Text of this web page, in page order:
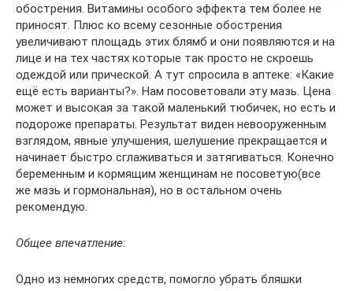
обострения. Витамины особого эффекта тем более не
приносят. Плюс ко всему сезонные обострения
увеличивают площадь этих блямб и они появляются и на
лице и на тех частях которые так просто не скроешь
одеждой или прической. А тут спросила в аптеке: «Какие
ещё есть варианты?». Нам посоветовали эту мазь. Цена
может и высокая за такой маленький тюбичек, но есть и
подороже препараты. Результат виден невооруженным
взглядом, явные улучшения, шелушение прекращается и
начинает быстро сглаживаться и затягиваться. Конечно
беременным и кормящим женщинам не посоветую(все
же мазь и гормональная), но в остальном очень
рекомендую.
Общее впечатление:
Одно из немногих средств, помогло убрать бляшки